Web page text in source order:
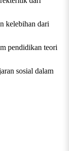
kelebihan dari
pendidikan teori
sosial dalam